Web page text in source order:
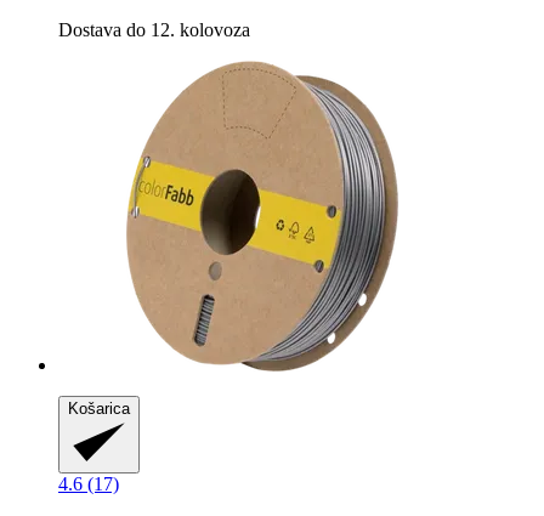
Dostava do 12. kolovoza
Košarica
4.6 (17)